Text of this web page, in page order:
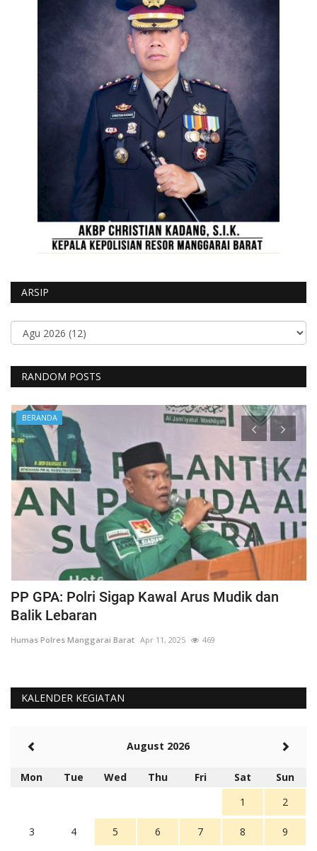
ARSIP
RANDOM POSTS
BERANDA
PP GPA: Polri Sigap Kawal Arus Mudik dan
Balik Lebaran
Humas Polres Manggarai Barat Apr 11, 2025 469
KALENDER KEGIATAN
August 2026
Mon Tue Wed Thu Fri Sat
Sun
1
2
3 4 5 6 7 8 9